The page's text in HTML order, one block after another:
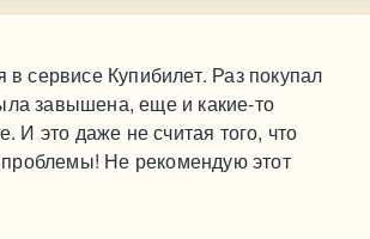
в сервисе Купибилет. Раз покупал
завышена, еще и какие-то
И это даже не считая того, что
Не рекомендую этот